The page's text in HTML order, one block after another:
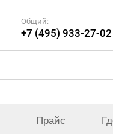
Общий:
+7 (495) 933-27-02
Прайс